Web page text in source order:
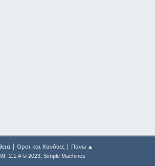
| Όροι και Κανόνες| Πάνω ▲
2.1.4 © 2023, Simple Machines